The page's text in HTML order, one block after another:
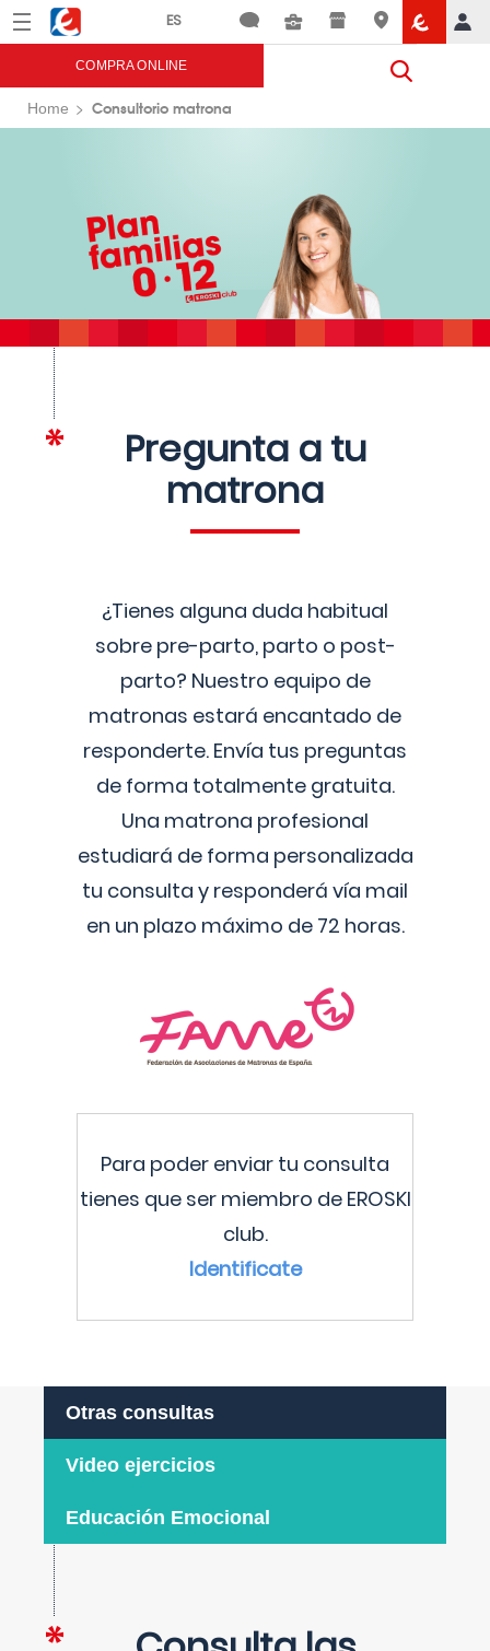
Menú Eroski
COMPRA ONLINE
Home Consultorio matrona
Pregunta a tu
matrona
¿Tienes alguna duda habitual
sobre pre-parto, parto o post-
parto? Nuestro equipo de
matronas estará encantado de
responderte. Envía tus preguntas
de forma totalmente gratuita.
Una matrona profesional
estudiará de forma personalizada
tu consulta y responderá vía mail
en un plazo máximo de 72 horas.
Para poder enviar tu consulta
tienes que ser miembro de EROSKI
club.
Identificate
Otras consultas
Video ejercicios
Educación Emocional